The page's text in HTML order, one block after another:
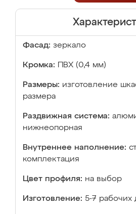
Фасад: зеркало
Кромка: ПВХ (0,4 мм)
Размеры: изготовление
размера
Раздвижная система:
нижнеопорная
Внутреннее наполнение:
комплектация
Цвет профиля: на выбор
Изготовление: 5-7 рабочих